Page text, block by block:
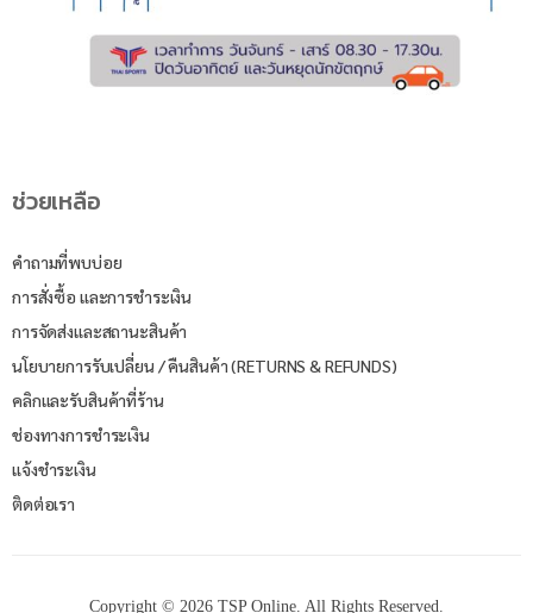
ช่วยเหลือ
คำถามที่พบบ่อย
การสั่งซื้อ และการชำระเงิน
การจัดส่งและสถานะสินค้า
นโยบายการรับเปลี่ยน / คืนสินค้า (RETURNS & REFUNDS)
คลิกและรับสินค้าที่ร้าน
ช่องทางการชำระเงิน
แจ้งชำระเงิน
ติดต่อเรา
Copyright © 2026 TSP Online. All Rights Reserved.